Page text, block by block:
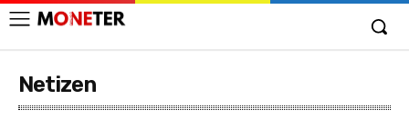
Netizen